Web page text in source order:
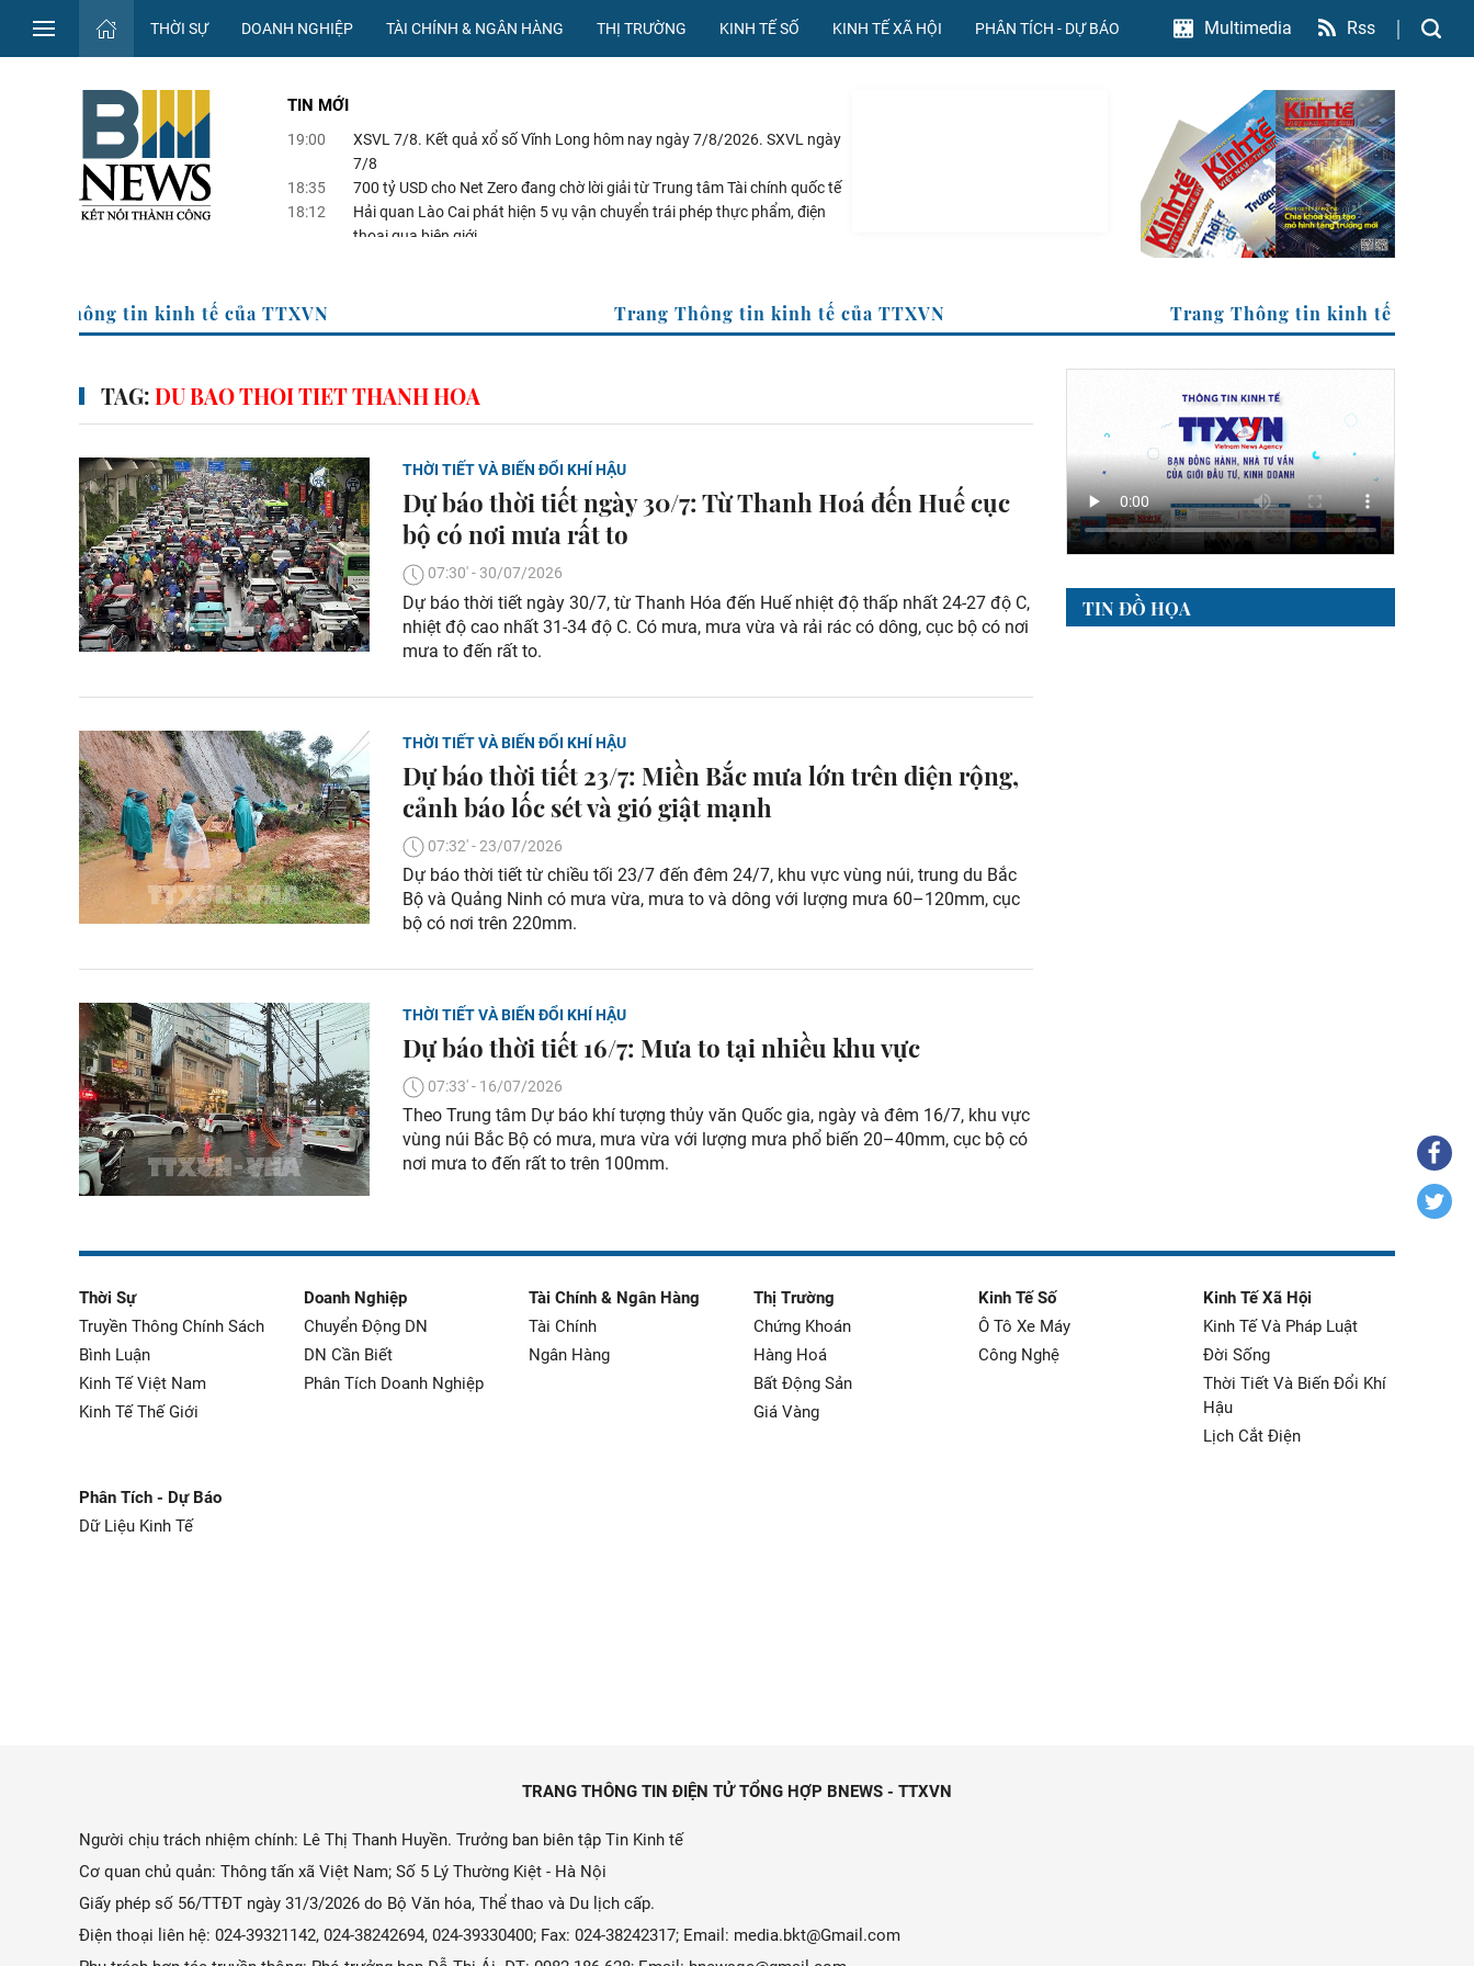
THỜI SỰ DOANH NGHIỆP TÀI CHÍNH & NGÂN HÀNG THỊ TRƯỜNG KINH TẾ SỐ KINH TẾ XÃ HỘI PHÂN TÍCH - DỰ BÁO Multimedia Rss
TIN MỚI
19:00
XSVL 7/8. Kết quả xổ số Vĩnh Long hôm nay ngày 7/8/2026. SXVL ngày
7/8
18:35
700 tỷ USD cho Net Zero đang chờ lời giải từ Trung tâm Tài chính quốc tế
18:12
Hải quan Lào Cai phát hiện 5 vụ vận chuyển trái phép thực phẩm, điện
thoại qua biên giới
Trang Thông tin kinh tế của TTXVN Trang Thông tin kinh tế của TTXVN Trang Thông tin kinh tế
TAG:DU BAO THOI TIET THANH HOA
THỜI TIẾT VÀ BIẾN ĐỔI KHÍ HẬU
Dự báo thời tiết ngày 30/7: Từ Thanh Hoá đến Huế cục
bộ có nơi mưa rất to
07:30' - 30/07/2026
Dự báo thời tiết ngày 30/7, từ Thanh Hóa đến Huế nhiệt độ thấp nhất 24-27 độ C,
nhiệt độ cao nhất 31-34 độ C. Có mưa, mưa vừa và rải rác có dông, cục bộ có nơi
mưa to đến rất to.
THỜI TIẾT VÀ BIẾN ĐỔI KHÍ HẬU
Dự báo thời tiết 23/7: Miền Bắc mưa lớn trên diện rộng,
cảnh báo lốc sét và gió giật mạnh
07:32' - 23/07/2026
Dự báo thời tiết từ chiều tối 23/7 đến đêm 24/7, khu vực vùng núi, trung du Bắc
Bộ và Quảng Ninh có mưa vừa, mưa to và dông với lượng mưa 60–120mm, cục
bộ có nơi trên 220mm.
THỜI TIẾT VÀ BIẾN ĐỔI KHÍ HẬU
Dự báo thời tiết 16/7: Mưa to tại nhiều khu vực
07:33' - 16/07/2026
Theo Trung tâm Dự báo khí tượng thủy văn Quốc gia, ngày và đêm 16/7, khu vực
vùng núi Bắc Bộ có mưa, mưa vừa với lượng mưa phổ biến 20–40mm, cục bộ có
nơi mưa to đến rất to trên 100mm.
TIN ĐỒ HỌA
Thời Sự
Truyền Thông Chính Sách
Bình Luận
Kinh Tế Việt Nam
Kinh Tế Thế Giới
Doanh Nghiệp
Chuyển Động DN
DN Cần Biết
Phân Tích Doanh Nghiệp
Tài Chính & Ngân Hàng
Tài Chính
Ngân Hàng
Thị Trường
Chứng Khoán
Hàng Hoá
Bất Động Sản
Giá Vàng
Kinh Tế Số
Ô Tô Xe Máy
Công Nghệ
Kinh Tế Xã Hội
Kinh Tế Và Pháp Luật
Đời Sống
Thời Tiết Và Biến Đổi Khí
Hậu
Lịch Cắt Điện
Phân Tích - Dự Báo
Dữ Liệu Kinh Tế
TRANG THÔNG TIN ĐIỆN TỬ TỔNG HỢP BNEWS - TTXVN
Người chịu trách nhiệm chính: Lê Thị Thanh Huyền. Trưởng ban biên tập Tin Kinh tế
Cơ quan chủ quản: Thông tấn xã Việt Nam; Số 5 Lý Thường Kiệt - Hà Nội
Giấy phép số 56/TTĐT ngày 31/3/2026 do Bộ Văn hóa, Thể thao và Du lịch cấp.
Điện thoại liên hệ: 024-39321142, 024-38242694, 024-39330400; Fax: 024-38242317; Email: media.bkt@Gmail.com